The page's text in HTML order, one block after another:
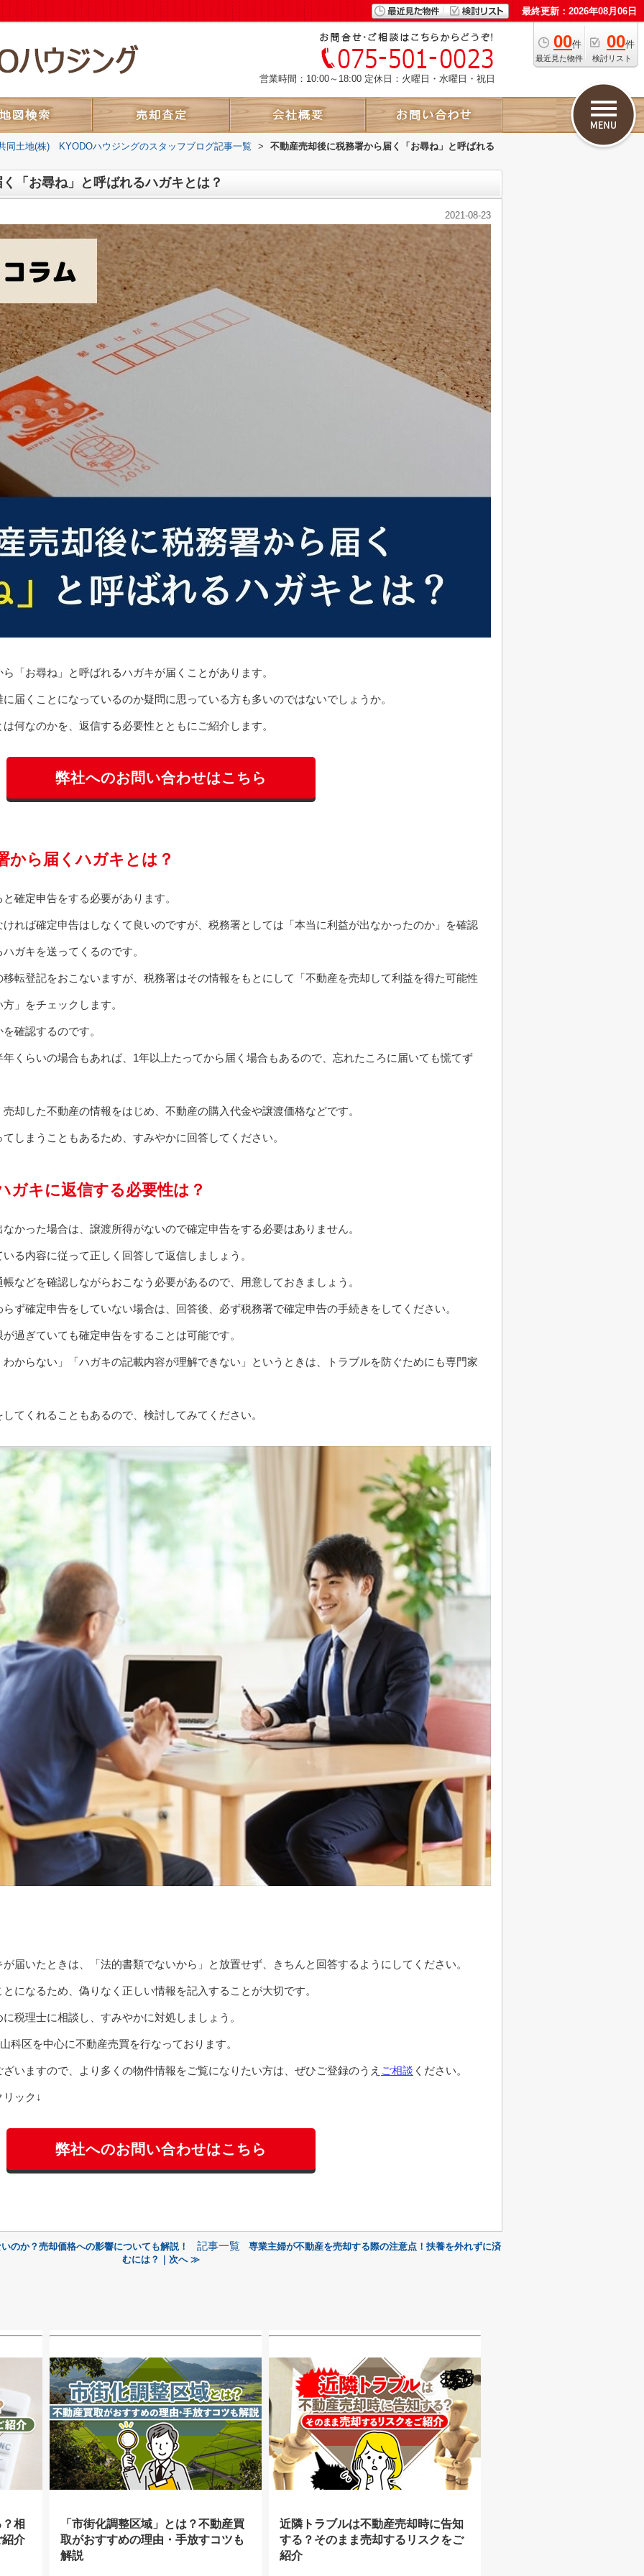
最終更新：2026年08月06日
00件
最近見た物件
00件
検討リスト
営業時間：10:00～18:00 定休日：火曜日・水曜日・祝日
同土地(株) KYODOハウジングのスタッフブログ記事一覧 > 不動産売却後に税務署から届く「お尋ね」と呼ばれる
「お尋ね」と呼ばれるハガキとは？
2021-08-23
「お尋ね」と呼ばれるハガキが届くことがあります。
届くことになっているのか疑問に思っている方も多いのではないでしょうか。
何なのかを、返信する必要性とともにご紹介します。
弊社へのお問い合わせはこちら
から届くハガキとは？
確定申告をする必要があります。
れば確定申告はしなくて良いのですが、税務署としては「本当に利益が出なかったのか」を確認
ガキを送ってくるのです。
転登記をおこないますが、税務署はその情報をもとにして「不動産を売却して利益を得た可能性
」をチェックします。
確認するのです。
くらいの場合もあれば、1年以上たってから届く場合もあるので、忘れたころに届いても慌てず
却した不動産の情報をはじめ、不動産の購入代金や譲渡価格などです。
しまうこともあるため、すみやかに回答してください。
ガキに返信する必要性は？
かった場合は、譲渡所得がないので確定申告をする必要はありません。
る内容に従って正しく回答して返信しましょう。
などを確認しながらおこなう必要があるので、用意しておきましょう。
ず確定申告をしていない場合は、回答後、必ず税務署で確定申告の手続きをしてください。
過ぎていても確定申告をすることは可能です。
からない」「ハガキの記載内容が理解できない」というときは、トラブルを防ぐためにも専門家
てくれることもあるので、検討してみてください。
届いたときは、「法的書類でないから」と放置せず、きちんと回答するようにしてください。
になるため、偽りなく正しい情報を記入することが大切です。
税理士に相談し、すみやかに対処しましょう。
科区を中心に不動産売買を行なっております。
いますので、より多くの物件情報をご覧になりたい方は、ぜひご登録のうえ ご相談 ください。
ック↓
弊社へのお問い合わせはこちら
のか？売却価格への影響についても解説！ 記事一覧
専業主婦が不動産を売却する際の注意点！扶養を外れずに済
むには？｜次へ ≫
相
介
「市街化調整区域」とは？不動産買
取がおすすめの理由・手放すコツも
解説
近隣トラブルは不動産売却時に告知
する？そのまま売却するリスクをご
紹介